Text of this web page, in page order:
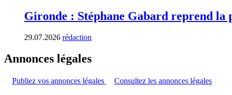
Gironde : Stéphane Gabard reprend la
29.07.2026 rédaction
Annonces légales
Publiez vos annonces légales Consultez les annonces légales